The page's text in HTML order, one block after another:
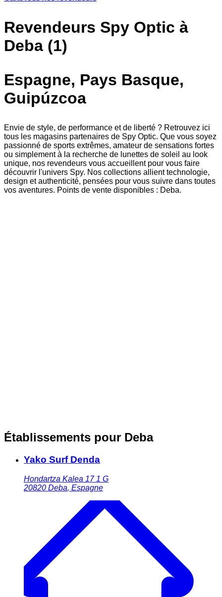
Revendeurs Spy Optic à
Deba (1)
Espagne, Pays Basque,
Guipúzcoa
Envie de style, de performance et de liberté ? Retrouvez ici
tous les magasins partenaires de Spy Optic. Que vous soyez
passionné de sports extrêmes, amateur de sensations fortes
ou simplement à la recherche de lunettes de soleil au look
unique, nos revendeurs vous accueillent pour vous faire
découvrir l'univers Spy. Nos collections allient technologie,
design et authenticité, pensées pour vous suivre dans toutes
vos aventures. Points de vente disponibles : Deba.
Établissements pour Deba
Yako Surf Denda
Hondartza Kalea 17 1 G
20820 Deba, Espagne